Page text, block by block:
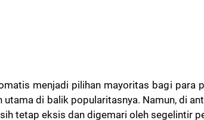
menjadi pilihan mayoritas bagi para
di balik popularitasnya. Namun, di
tetap eksis dan digemari oleh segelintir